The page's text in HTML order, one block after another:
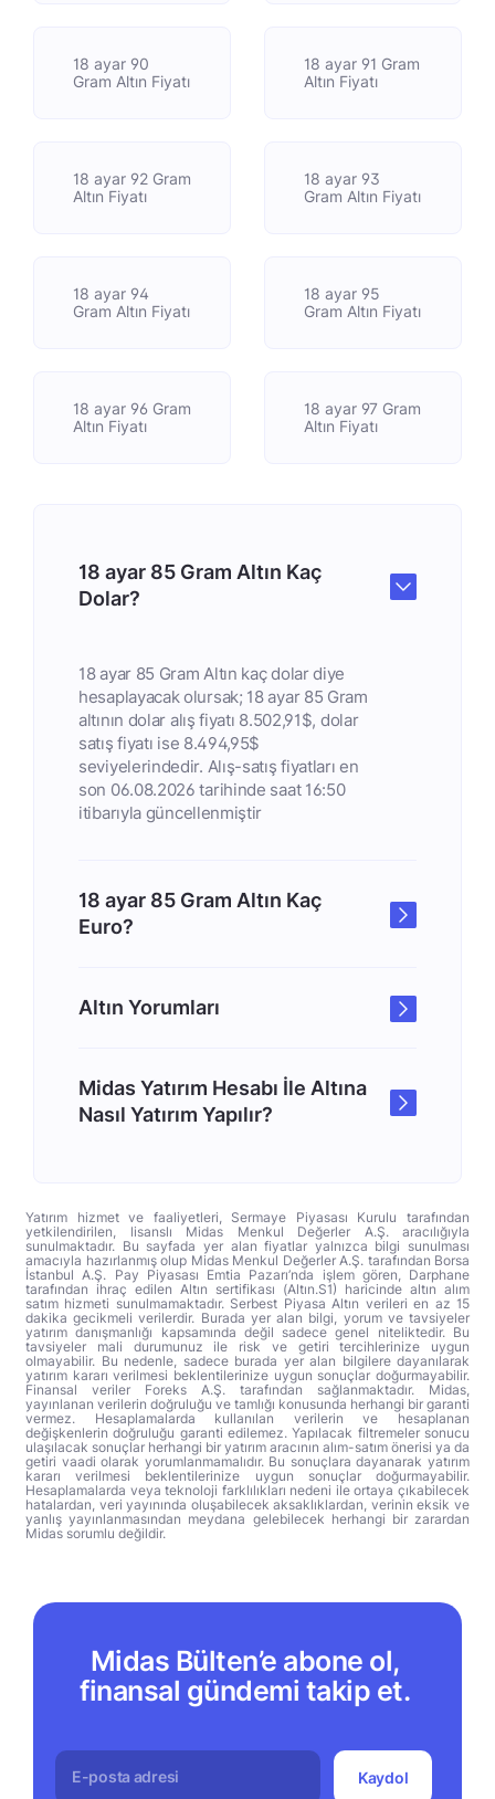
18 ayar 90
Gram Altın Fiyatı
18 ayar 91 Gram
Altın Fiyatı
18 ayar 92 Gram
Altın Fiyatı
18 ayar 93
Gram Altın Fiyatı
18 ayar 94
Gram Altın Fiyatı
18 ayar 95
Gram Altın Fiyatı
18 ayar 96 Gram
Altın Fiyatı
18 ayar 97 Gram
Altın Fiyatı
18 ayar 85 Gram Altın Kaç
Dolar?
18 ayar 85 Gram Altın kaç dolar diye
hesaplayacak olursak; 18 ayar 85 Gram
altının dolar alış fiyatı 8.502,91$, dolar
satış fiyatı ise 8.494,95$
seviyelerindedir. Alış-satış fiyatları en
son 06.08.2026 tarihinde saat 16:50
itibarıyla güncellenmiştir
18 ayar 85 Gram Altın Kaç
Euro?
Altın Yorumları
Midas Yatırım Hesabı İle Altına
Nasıl Yatırım Yapılır?
Yatırım hizmet ve faaliyetleri, Sermaye Piyasası Kurulu tarafından
yetkilendirilen, lisanslı Midas Menkul Değerler A.Ş. aracılığıyla
sunulmaktadır. Bu sayfada yer alan fiyatlar yalnızca bilgi sunulması
amacıyla hazırlanmış olup Midas Menkul Değerler A.Ş. tarafından Borsa
İstanbul A.Ş. Pay Piyasası Emtia Pazarı’nda işlem gören, Darphane
tarafından ihraç edilen Altın sertifikası (Altın.S1) haricinde altın alım
satım hizmeti sunulmamaktadır. Serbest Piyasa Altın verileri en az 15
dakika gecikmeli verilerdir. Burada yer alan bilgi, yorum ve tavsiyeler
yatırım danışmanlığı kapsamında değil sadece genel niteliktedir. Bu
tavsiyeler mali durumunuz ile risk ve getiri tercihlerinize uygun
olmayabilir. Bu nedenle, sadece burada yer alan bilgilere dayanılarak
yatırım kararı verilmesi beklentilerinize uygun sonuçlar doğurmayabilir.
Finansal veriler Foreks A.Ş. tarafından sağlanmaktadır. Midas,
yayınlanan verilerin doğruluğu ve tamlığı konusunda herhangi bir garanti
vermez. Hesaplamalarda kullanılan verilerin ve hesaplanan
değişkenlerin doğruluğu garanti edilemez. Yapılacak filtremeler sonucu
ulaşılacak sonuçlar herhangi bir yatırım aracının alım-satım önerisi ya da
getiri vaadi olarak yorumlanmamalıdır. Bu sonuçlara dayanarak yatırım
kararı verilmesi beklentilerinize uygun sonuçlar doğurmayabilir.
Hesaplamalarda veya teknoloji farklılıkları nedeni ile ortaya çıkabilecek
hatalardan, veri yayınında oluşabilecek aksaklıklardan, verinin eksik ve
yanlış yayınlanmasından meydana gelebilecek herhangi bir zarardan
Midas sorumlu değildir.
Midas Bülten’e abone ol,
finansal gündemi takip et.
Kaydol